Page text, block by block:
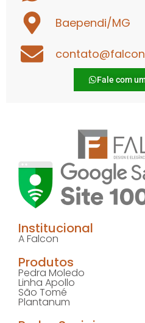
Baependi/MG
Fale com
Institucional
A Falcon
Produtos
Pedra Moledo
Linha Apollo
São Tomé
Plantanum